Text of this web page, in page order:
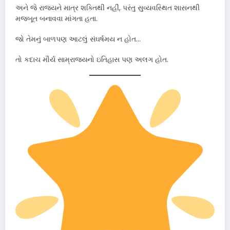
અને જે રાજ્યને માત્ર શક્તિથી નહીં, પરંતુ સુવ્યવસ્થિત શાસનથી
મજબૂત બનાવવા માંગતા હતા.
જો તેમનું બાળપણ આટલું સંઘર્ષમય ન હોત…
તો કદાચ મૌર્ય સામ્રાજ્યનો ઇતિહાસ પણ અલગ હોત.